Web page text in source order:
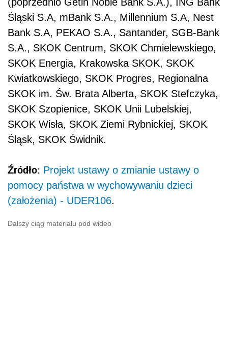
(poprzednio Getin Noble Bank S.A.), ING Bank
Śląski S.A, mBank S.A., Millennium S.A, Nest
Bank S.A, PEKAO S.A., Santander, SGB-Bank
S.A., SKOK Centrum, SKOK Chmielewskiego,
SKOK Energia, Krakowska SKOK, SKOK
Kwiatkowskiego, SKOK Progres, Regionalna
SKOK im. Św. Brata Alberta, SKOK Stefczyka,
SKOK Szopienice, SKOK Unii Lubelskiej,
SKOK Wisła, SKOK Ziemi Rybnickiej, SKOK
Śląsk, SKOK Świdnik.
Źródło: Projekt ustawy o zmianie ustawy o
pomocy państwa w wychowywaniu dzieci
(założenia) - UDER106.
Dalszy ciąg materiału pod wideo